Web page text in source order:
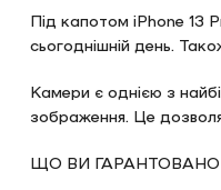
Під капотом iPhone 13
сьогоднішній день.
Камери є однією з
зображення. Це
ЩО ВИ